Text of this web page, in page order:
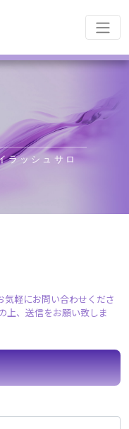
ラッシュサロ
軽にお問い合わせくださ
上、送信をお願い致しま